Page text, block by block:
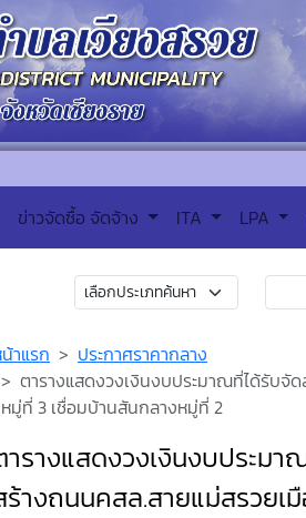
ข่าวจัดซื้อ จัดจ้าง ITA LPA
าแรก
ประกาศราคากลาง
ตารางแสดงวงเงินงบประมาณที่ได้รับจัด
หมู่ที่ 3 เชื่อมบ้านสันกลางหมู่ที่ 2
รางแสดงวงเงินงบประมา
างถนนคสล.สายแม่สรวยเ